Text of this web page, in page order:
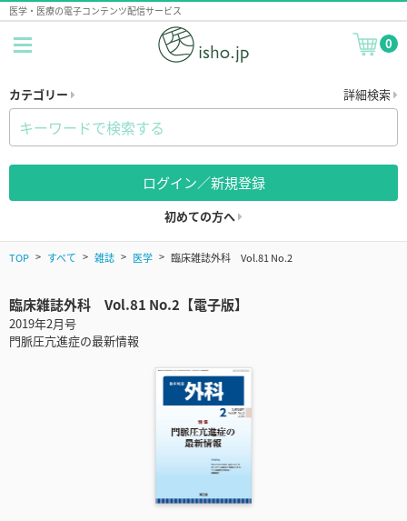
医学・医療の電子コンテンツ配信サービス
0
カテゴリー 詳細検索
ログイン／新規登録
初めての方へ
TOP すべて 雑誌 医学 臨床雑誌外科 Vol.81 No.2
臨床雑誌外科 Vol.81 No.2【電子版】
2019年2月号
門脈圧亢進症の最新情報